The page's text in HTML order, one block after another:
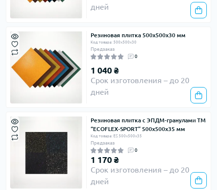
дней
Резиновая плитка 500х500х30 мм
Код товара: 500х500х30
Предзаказ
0
1 040 ₴
Срок изготовления – до 20
дней
Резиновая плитка с ЭПДМ-гранулами ТМ
“ECOFLEX-SPORT” 500х500х35 мм
Код товара: ES 500х500х35
Предзаказ
0
1 170 ₴
Срок изготовления – до 20
дней